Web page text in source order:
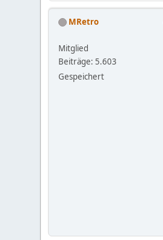
MRetro
Mitglied
Beiträge: 5.603
Gespeichert